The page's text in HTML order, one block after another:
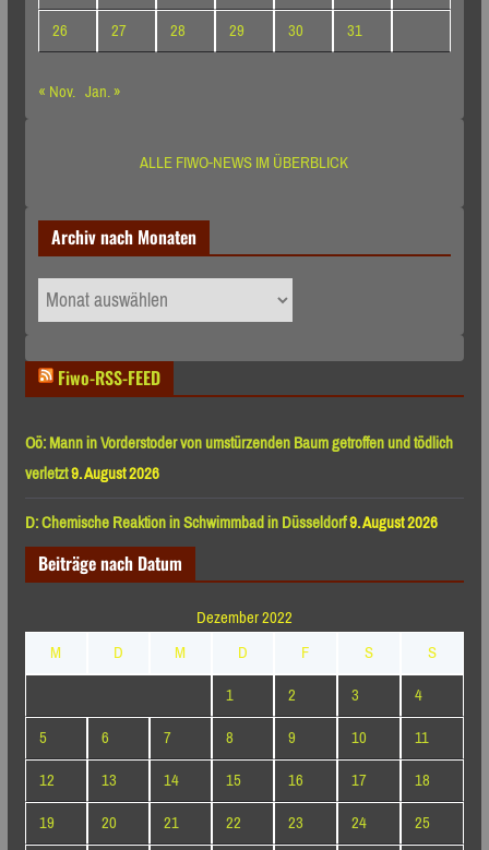
26
27 28 29 30
31
« Nov. Jan. »
ALLE FIWO-NEWS IM ÜBERBLICK
Archiv nach Monaten
Archiv
nach
Fiwo-RSS-FEED
Oö: Mann in Vorderstoder von umstürzenden Baum getroffen und tödlich
verletzt9. August 2026
D: Chemische Reaktion in Schwimmbad in Düsseldorf9. August 2026
Beiträge nach Datum
Dezember 2022
M
D M D F S
S
1
2 3
4
5
6 7 8 9 10
11
12
13 14 15 16 17
18
19
20 21 22 23 24
25